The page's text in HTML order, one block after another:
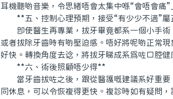
耳機聽啲音樂，令思緒唔會太集中喺“會唔會痛”
**五、控制心理預期，接受“有少少不適”屬
即使醫生再專業，拔牙畢竟都系一個小手術
或者拔除牙齒時有啲壓迫感。唔好將呢啲正常
好快。轉換角度去谂，將拔牙睇成系爲咗口腔
**六、術後照顧唔少得**
當牙齒拔咗之後，跟從醫護嘅建議系好重要
同休息，可以令恢複得更快。複診時如有疑問